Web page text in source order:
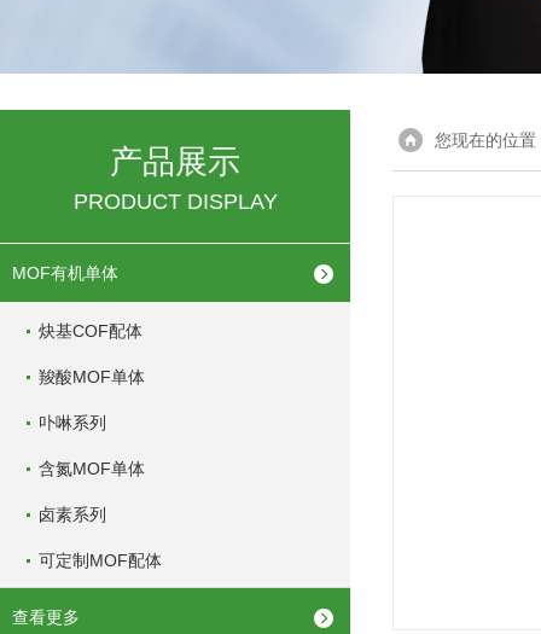
产品展示
PRODUCT DISPLAY
MOF有机单体
炔基COF配体
羧酸MOF单体
卟啉系列
含氮MOF单体
卤素系列
可定制MOF配体
查看更多
您现在的位置